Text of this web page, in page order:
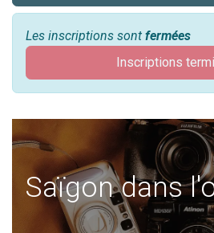
Les inscriptions sont fermées
Inscriptions
Saïgon dans